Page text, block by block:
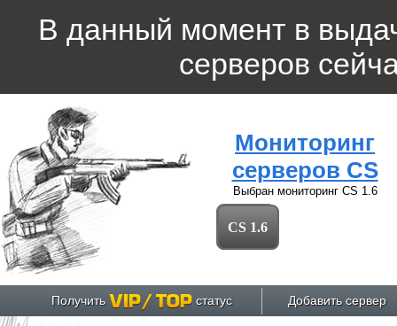
В данный момент в
серверов
Мониторинг
серверов CS
Выбран мониторинг CS 1.6
CS 1.6
Получить статус Добавить сервер